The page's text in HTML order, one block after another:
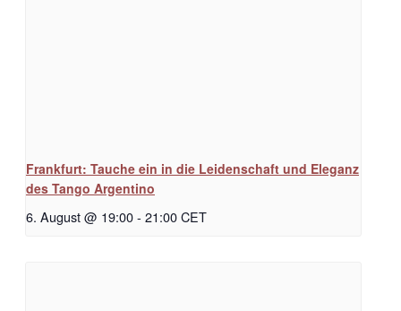
Frankfurt: Tauche ein in die Leidenschaft und Eleganz
des Tango Argentino
6. August @ 19:00- 21:00CET